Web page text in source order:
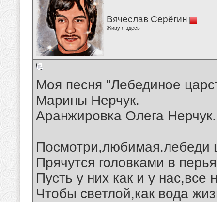
Вячеслав Серёгин
Живу я здесь
Моя песня "Лебединое
Марины Нерчук.
Аранжировка Олега
Посмотри,любимая.лебеди
Прячутся головками в
Пусть у них как и у нас,все
Чтобы светлой,как вода